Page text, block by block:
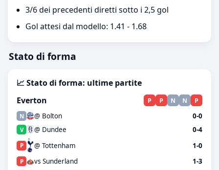
3/6 dei precedenti diretti sotto i 2,5 gol
Gol attesi dal modello: 1.41 - 1.68
Stato di forma
📈 Stato di forma: ultime partite
Everton
P P N N P
N @ Bolton 0-0
V @ Dundee 0-4
P @ Tottenham 1-0
P vs Sunderland 1-3